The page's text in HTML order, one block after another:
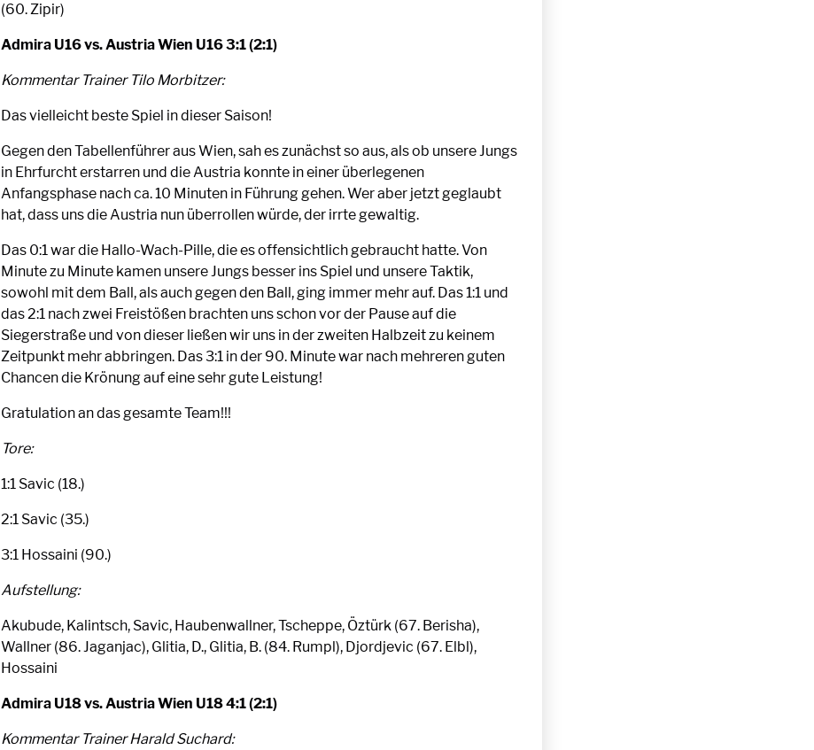
(60. Zipir)
Admira U16 vs. Austria Wien U16 3:1 (2:1)
Kommentar Trainer Tilo Morbitzer:
Das vielleicht beste Spiel in dieser Saison!
Gegen den Tabellenführer aus Wien, sah es zunächst so aus, als ob unsere Jungs
in Ehrfurcht erstarren und die Austria konnte in einer überlegenen
Anfangsphase nach ca. 10 Minuten in Führung gehen. Wer aber jetzt geglaubt
hat, dass uns die Austria nun überrollen würde, der irrte gewaltig.
Das 0:1 war die Hallo-Wach-Pille, die es offensichtlich gebraucht hatte. Von
Minute zu Minute kamen unsere Jungs besser ins Spiel und unsere Taktik,
sowohl mit dem Ball, als auch gegen den Ball, ging immer mehr auf. Das 1:1 und
das 2:1 nach zwei Freistößen brachten uns schon vor der Pause auf die
Siegerstraße und von dieser ließen wir uns in der zweiten Halbzeit zu keinem
Zeitpunkt mehr abbringen. Das 3:1 in der 90. Minute war nach mehreren guten
Chancen die Krönung auf eine sehr gute Leistung!
Gratulation an das gesamte Team!!!
Tore:
1:1 Savic (18.)
2:1 Savic (35.)
3:1 Hossaini (90.)
Aufstellung:
Akubude, Kalintsch, Savic, Haubenwallner, Tscheppe, Öztürk (67. Berisha),
Wallner (86. Jaganjac), Glitia, D., Glitia, B. (84. Rumpl), Djordjevic (67. Elbl),
Hossaini
Admira U18 vs. Austria Wien U18 4:1 (2:1)
Kommentar Trainer Harald Suchard: